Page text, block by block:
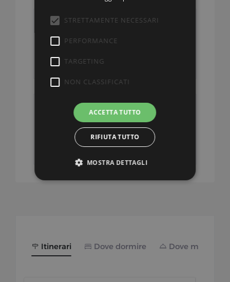
Le 10
Meraviglie di
Varese_Light
Itinerari Dove dormire Dove mangiare
STRETTAMENTE NECESSARI
PERFORMANCE
TARGETING
NON CLASSIFICATI
ACCETTA TUTTO
RIFIUTA TUTTO
MOSTRA DETTAGLI